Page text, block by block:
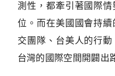
測性，都牽引著國際
位。而在美國國會持
交團隊、台美人的行
台灣的國際空間開闢出